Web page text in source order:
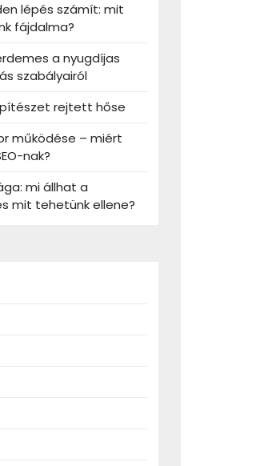
lépés számít: mit
fájdalma?
a nyugdíjas
szabályairól
rejtett hőse
működése – miért
nak?
mi állhat a
mit tehetünk ellene?